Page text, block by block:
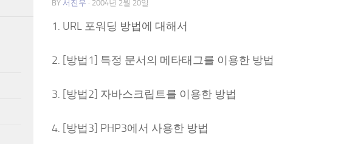
BY 서진우 · 2004년 2월 20일
1. URL 포워딩 방법에 대해서
2. [방법1] 특정 문서의 메타태그를 이용한 방법
3. [방법2] 자바스크립트를 이용한 방법
4. [방법3] PHP3에서 사용한 방법